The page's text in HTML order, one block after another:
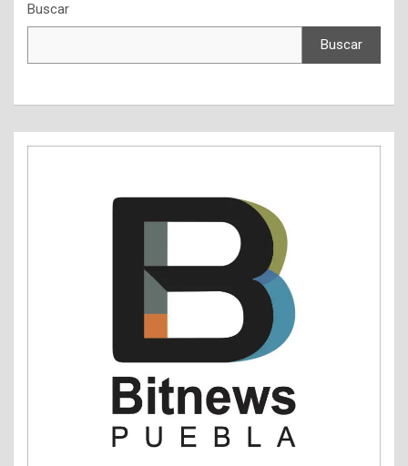
Buscar
Buscar